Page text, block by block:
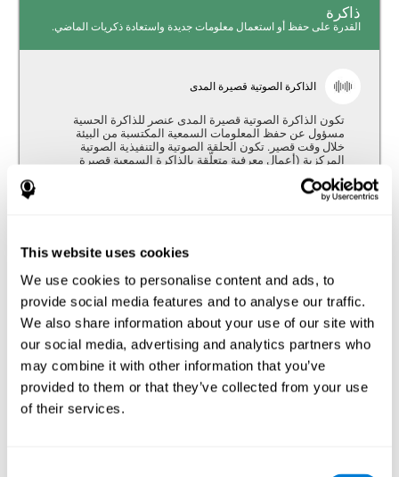
This website uses cookies
We use cookies to personalise content and ads, to
provide social media features and to analyse our traffic.
We also share information about your use of our site with
our social media, advertising and analytics partners who
may combine it with other information that you’ve
provided to them or that they’ve collected from your use
of their services.
ذاكرة
القدرة على حفظ أو استعمال معلومات جديدة واستعادة ذكريات الماضي.
الذاكرة الصوتية قصيرة المدى
تكون الذاكرة الصوتية قصيرة المدى عنصر للذاكرة الحسية
مسؤول عن حفظ المعلومات السمعية المكتسبة من البيئة
خلال وقت قصير. تكون الحلقة الصوتية والتنفيذية الصوتية
المركزية (أعمال معرفية متعلّقة بالذاكرة السمعية قصيرة
ذاكرة العمل وعسر الحساب. إنّه جدير بالذكر أنّ اضطراب
ذاكرة العمل يشير إلى عسر الحساب. ذاكرة العمل هي القدرة
على حفاظ واستخدام المعلومات اللازمة للمهام المعرفية، مثل
الحساب. يؤدّي نقص ذاكرة العمل إلى صعوبات لإجراء
العمليات البسيطة أو الصعبة.
تنسيق